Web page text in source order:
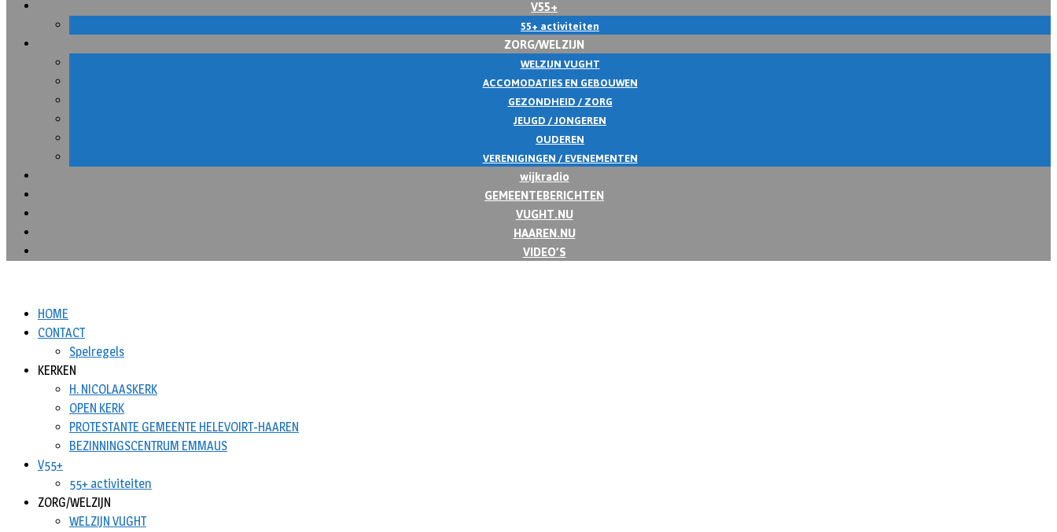
V55+
55+ activiteiten
ZORG/WELZIJN
WELZIJN VUGHT
ACCOMODATIES EN GEBOUWEN
GEZONDHEID / ZORG
JEUGD / JONGEREN
OUDEREN
VERENIGINGEN / EVENEMENTEN
wijkradio
GEMEENTEBERICHTEN
VUGHT.NU
HAAREN.NU
VIDEO’S
HOME
CONTACT
Spelregels
KERKEN
H. NICOLAASKERK
OPEN KERK
PROTESTANTE GEMEENTE HELEVOIRT-HAAREN
BEZINNINGSCENTRUM EMMAUS
V55+
55+ activiteiten
ZORG/WELZIJN
WELZIJN VUGHT